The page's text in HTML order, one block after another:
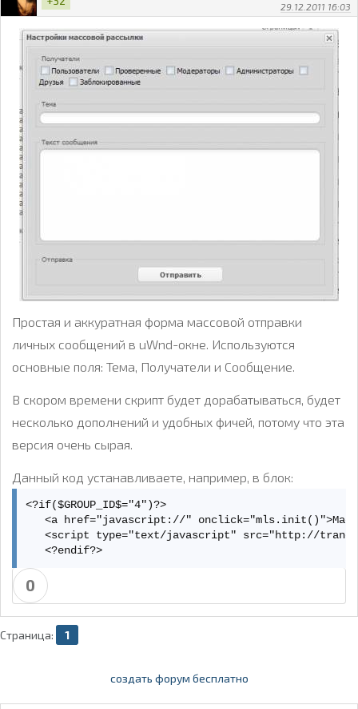
29.12.2011 16:03
Простая и аккуратная форма массовой отправки
личных сообщений в uWnd-окне. Используются
основные поля: Тема, Получатели и Сообщение.
В скором времени скрипт будет дорабатываться, будет
несколько дополнений и удобных фичей, потому что эта
версия очень сырая.
Данный код устанавливаете, например, в блок:
<?if($GROUP_ID$="4")?>
<a href="javascript://"
<script type="text/javascript" src="http://
   <?endif?>
0
Страница: 1
создать форум бесплатно